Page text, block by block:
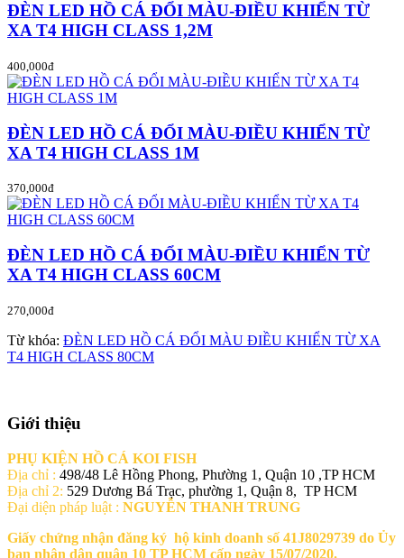
ĐÈN LED HỒ CÁ ĐỔI MÀU-ĐIỀU KHIỂN TỪ
XA T4 HIGH CLASS 1,2M
400,000đ
ĐÈN LED HỒ CÁ ĐỔI MÀU-ĐIỀU KHIỂN TỪ
XA T4 HIGH CLASS 1M
370,000đ
ĐÈN LED HỒ CÁ ĐỔI MÀU-ĐIỀU KHIỂN TỪ
XA T4 HIGH CLASS 60CM
270,000đ
Từ khóa: ĐÈN LED HỒ CÁ ĐỔI MÀU ĐIỀU KHIỂN TỪ XA
T4 HIGH CLASS 80CM
Giới thiệu
PHỤ KIỆN HỒ CÁ KOI FISH
Địa chỉ : 498/48 Lê Hồng Phong, Phường 1, Quận 10 ,TP HCM
Địa chỉ 2: 529 Dương Bá Trạc, phường 1, Quận 8, TP HCM
Đại diện pháp luật : NGUYỄN THANH TRUNG
Giấy chứng nhận đăng ký hộ kinh doanh số 41J8029739 do Ủy
ban nhân dân quận 10 TP HCM cấp ngày 15/07/2020.